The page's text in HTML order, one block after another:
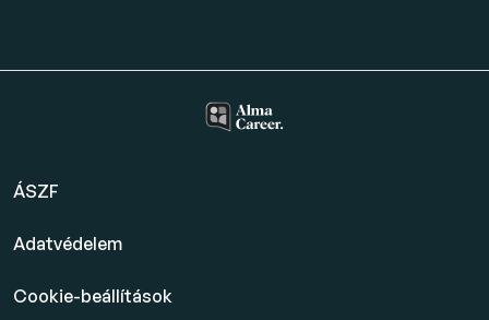
ÁSZF
Adatvédelem
Cookie-beállítások